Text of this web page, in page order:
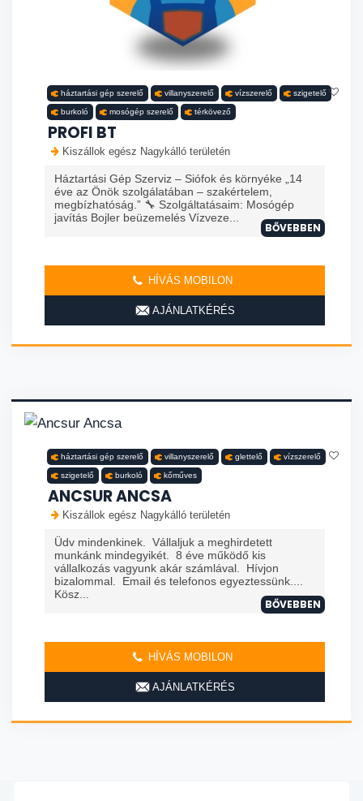
háztartási gép szerelő villanyszerelő vízszerelő szigetelő
burkoló mosógép szerelő térkövező
PROFI BT
Kiszállok egész Nagykálló területén
Háztartási Gép Szerviz – Siófok és környéke „14
éve az Önök szolgálatában – szakértelem,
megbízhatóság.” 🔧 Szolgáltatásaim: Mosógép
javítás Bojler beüzemelés Vízveze...
BŐVEBBEN
HÍVÁS MOBILON
AJÁNLATKÉRÉS
háztartási gép szerelő villanyszerelő glettelő vízszerelő
szigetelő burkoló kőműves
ANCSUR ANCSA
Kiszállok egész Nagykálló területén
Üdv mindenkinek. Vállaljuk a meghirdetett
munkánk mindegyikét. 8 éve működő kis
vállalkozás vagyunk akár számlával. Hívjon
bizalommal. Email és telefonos egyeztessünk....
Kösz...
BŐVEBBEN
HÍVÁS MOBILON
AJÁNLATKÉRÉS